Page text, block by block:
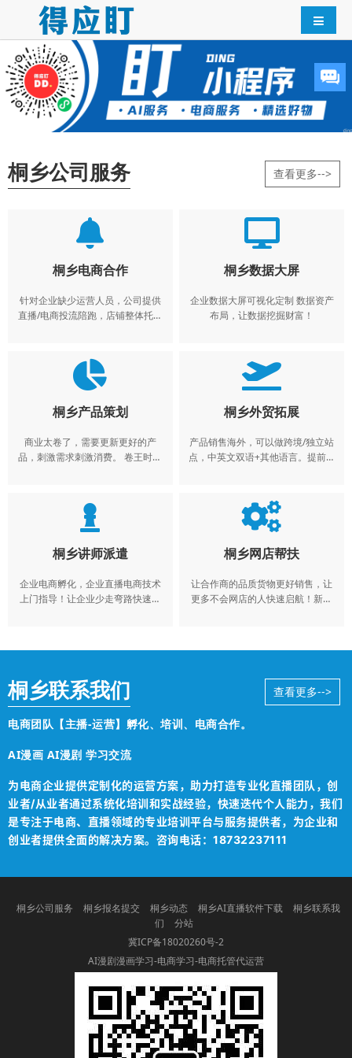
桐乡公司服务 查看更多-->
桐乡电商合作
针对企业缺少运营人员，公司提供
直播/电商投流陪跑，店铺整体托管
桐乡数据大屏
企业数据大屏可视化定制 数据资产
布局，让数据挖掘财富！
桐乡产品策划
商业太卷了，需要更新更好的产
品，刺激需求刺激消费。 卷王时代
桐乡外贸拓展
产品销售海外，可以做跨境/独立站
点，中英文双语+其他语言。提前布
桐乡讲师派遣
企业电商孵化，企业直播电商技术
上门指导！让企业少走弯路快速上
桐乡网店帮扶
让合作商的品质货物更好销售，让
更多不会网店的人快速启航！新手
桐乡联系我们 查看更多-->
电商团队【主播-运营】孵化、培训、电商合作。
AI漫画 AI漫剧 学习交流
为电商企业提供定制化的运营方案，助力打造专业化直播团队，创
业者/从业者通过系统化培训和实战经验，快速迭代个人能力，我们
是专注于电商、直播领域的专业培训平台与服务提供者，为企业和
创业者提供全面的解决方案。咨询电话：18732237111
桐乡公司服务 桐乡报名提交 桐乡动态 桐乡AI直播软件下载
桐乡联系我
们
分站
冀ICP备18020260号-2
AI漫剧漫画学习-电商学习-电商托管代运营